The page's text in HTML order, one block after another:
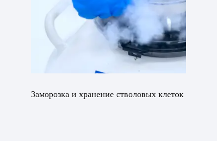
Заморозка и хранение стволовых клеток